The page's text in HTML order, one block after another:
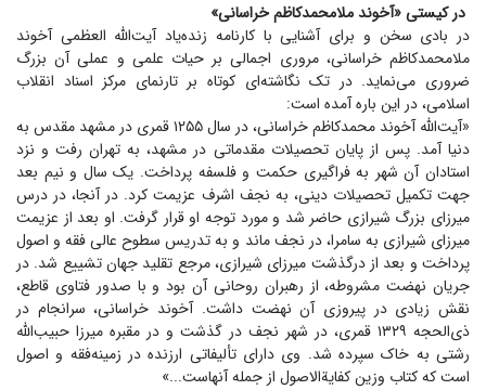
در کیستی «آخوند ملامحمدکاظم خراسانی»
در بادی سخن و برای آشنایی با کارنامه زنده‌یاد آیت‌الله العظمی آخوند
ملامحمدکاظم خراسانی، مروری اجمالی بر حیات علمی و عملی آن بزرگ
ضروری می‌نماید. در تک نگاشته‌ای کوتاه بر تارنمای مرکز اسناد انقلاب
اسلامی، در این باره آمده است:
«آیت‌الله آخوند محمدکاظم خراسانی، در سال ۱۲۵۵ قمری در مشهد مقدس به
دنیا آمد. پس از پایان تحصیلات مقدماتی در مشهد، به تهران رفت و نزد
استادان آن شهر به فراگیری حکمت و فلسفه پرداخت. یک سال و نیم بعد
جهت تکمیل تحصیلات دینی، به نجف اشرف عزیمت کرد. در آنجا، در درس
میرزای بزرگ شیرازی حاضر شد و مورد توجه او قرار گرفت. او بعد از عزیمت
میرزای شیرازی به سامرا، در نجف ماند و به تدریس سطوح عالی فقه و اصول
پرداخت و بعد از درگذشت میرزای شیرازی، مرجع تقلید جهان تشییع شد. در
جریان نهضت مشروطه، از رهبران روحانی آن بود و با صدور فتاوی قاطع،
نقش زیادی در پیروزی آن نهضت داشت. آخوند خراسانی، سرانجام در
ذی‌الحجه ۱۳۲۹ قمری، در شهر نجف در گذشت و در مقبره میرزا حبیب‌الله
رشتی به خاک سپرده شد. وی دارای تألیفاتی ارزنده در زمینه‌فقه و اصول
است که کتاب وزین کفایة‌الاصول از جمله آنهاست...»